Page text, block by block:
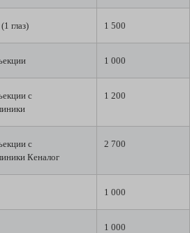
глаз) 1 500
1 000
с
1 200
с
Кеналог
2 700
1 000
1 000